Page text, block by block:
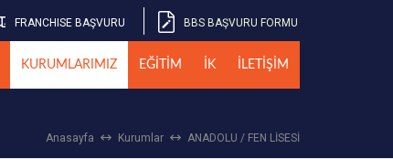
BBS BAŞVURU FORMU
FRANCHISE BAŞVURU
KURUMLARIMIZ EĞİTİM İK İLETİŞİM
Anasayfa Kurumlar ANADOLU / FEN LİSESİ